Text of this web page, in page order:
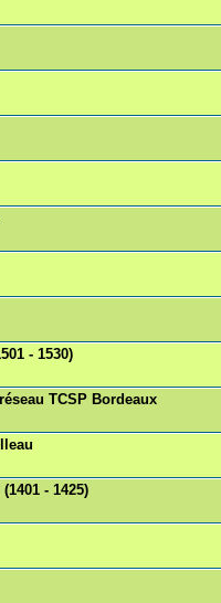
- 1530)
TCSP Bordeaux
- 1425)